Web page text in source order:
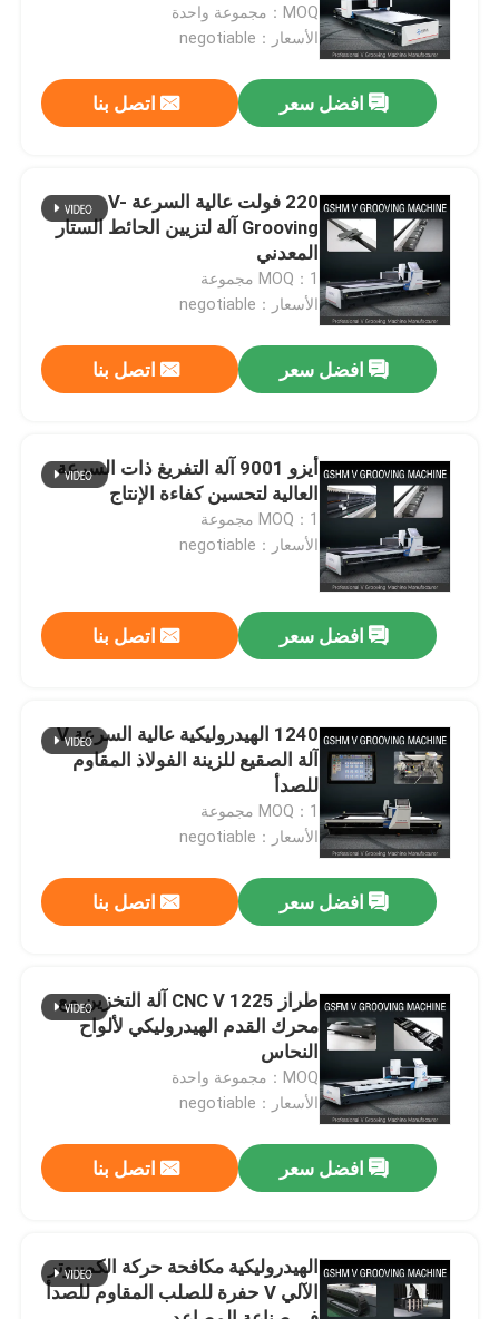
منتجات
أشرطة فيديو
حول بنا
رقابة جودة
اطلب اقتباس
آلة الحز V عالية السرعة
آلة الحز التلقائي V
MOQ：مجموعة واحدة
الأسعار：negotiable
افضل سعر اتصل بنا
220 فولت عالية السرعة V-
Grooving آلة لتزيين الحائط الستار
المعدني
MOQ：1 مجموعة
الأسعار：negotiable
افضل سعر اتصل بنا
أيزو 9001 آلة التفريغ ذات السرعة
العالية لتحسين كفاءة الإنتاج
MOQ：1 مجموعة
الأسعار：negotiable
افضل سعر اتصل بنا
1240 الهيدروليكية عالية السرعة V
آلة الصقيع للزينة الفولاذ المقاوم
للصدأ
MOQ：1 مجموعة
الأسعار：negotiable
افضل سعر اتصل بنا
طراز 1225 CNC V آلة التخزين مع
محرك القدم الهيدروليكي لألواح
النحاس
MOQ：مجموعة واحدة
الأسعار：negotiable
افضل سعر اتصل بنا
الهيدروليكية مكافحة حركة الكمبيوتر
الآلي V حفرة للصلب المقاوم للصدأ